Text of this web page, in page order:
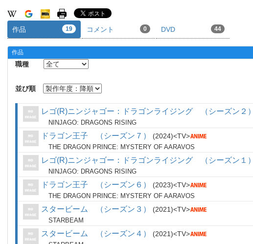
作品 19 コメント 0 DVD 44
作品
職種
並び順
レゴ(R)ニンジャゴー：ドラゴンライジング （シーズン２）
NINJAGO: DRAGONS RISING
ドラゴン王子 （シーズン７） 2024 TV
THE DRAGON PRINCE: MYSTERY OF AARAVOS
レゴ(R)ニンジャゴー：ドラゴンライジング （シーズン１）
NINJAGO: DRAGONS RISING
ドラゴン王子 （シーズン６） 2023 TV
THE DRAGON PRINCE: MYSTERY OF AARAVOS
スタービーム （シーズン３） 2021 TV
STARBEAM
スタービーム （シーズン４） 2021 TV